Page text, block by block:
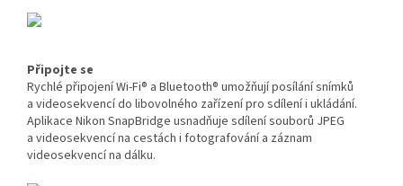
Připojte se
Rychlé připojení Wi-Fi® a Bluetooth® umožňují posílání snímků
a videosekvencí do libovolného zařízení pro sdílení i ukládání.
Aplikace Nikon SnapBridge usnadňuje sdílení souborů JPEG
a videosekvencí na cestách i fotografování a záznam
videosekvencí na dálku.